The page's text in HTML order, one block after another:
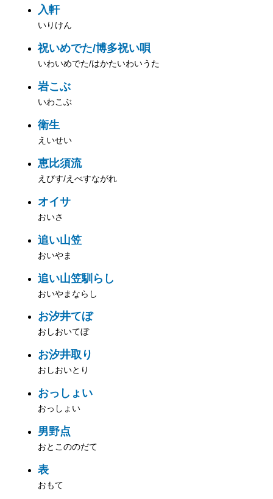
入軒
いりけん
祝いめでた/博多祝い唄
いわいめでた/はかたいわいうた
岩こぶ
いわこぶ
衛生
えいせい
恵比須流
えびす/えべすながれ
オイサ
おいさ
追い山笠
おいやま
追い山笠馴らし
おいやまならし
お汐井てぼ
おしおいてぼ
お汐井取り
おしおいとり
おっしょい
おっしょい
男野点
おとこののだて
表
おもて